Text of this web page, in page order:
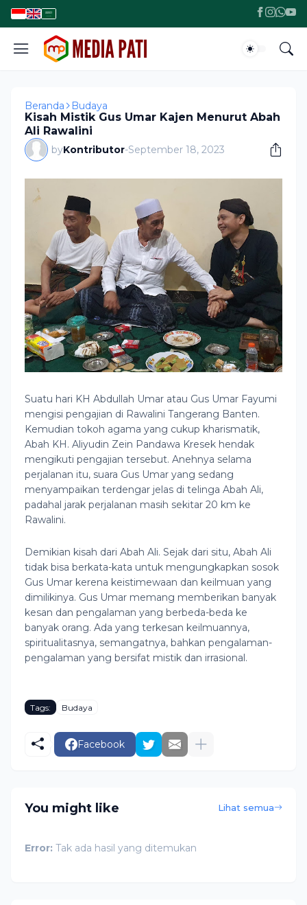
Beranda Budaya
Kisah Mistik Gus Umar Kajen Menurut Abah
Ali Rawalini
byKontributor-September 18, 2023
Suatu hari KH Abdullah Umar atau Gus Umar Fayumi
mengisi pengajian di Rawalini Tangerang Banten.
Kemudian tokoh agama yang cukup kharismatik,
Abah KH. Aliyudin Zein Pandawa Kresek hendak
mengikuti pengajian tersebut. Anehnya selama
perjalanan itu, suara Gus Umar yang sedang
menyampaikan terdengar jelas di telinga Abah Ali,
padahal jarak perjalanan masih sekitar 20 km ke
Rawalini.
Demikian kisah dari Abah Ali. Sejak dari situ, Abah Ali
tidak bisa berkata-kata untuk mengungkapkan sosok
Gus Umar kerena keistimewaan dan keilmuan yang
dimilikinya. Gus Umar memang memberikan banyak
kesan dan pengalaman yang berbeda-beda ke
banyak orang. Ada yang terkesan keilmuannya,
spiritualitasnya, semangatnya, bahkan pengalaman-
pengalaman yang bersifat mistik dan irrasional.
Tags: Budaya
Facebook
You might like Lihat semua
Error: Tak ada hasil yang ditemukan